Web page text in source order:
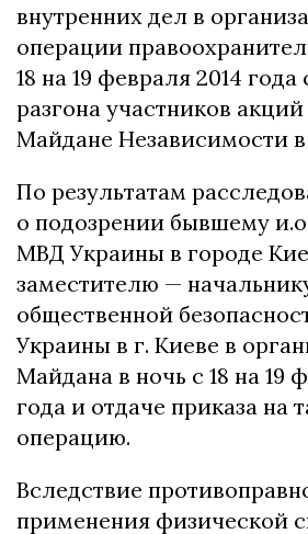
внутренних дел в
операции
18 на 19 февраля 2014
разгона участников
Майдане Независимости в
По результатам
о подозрении бывшему
МВД Украины в городе
заместителю —
общественной
Украины в г. Киеве в
Майдана в ночь с 18 на 19
года и отдаче приказа на
операцию.
Вследствие
применения физической